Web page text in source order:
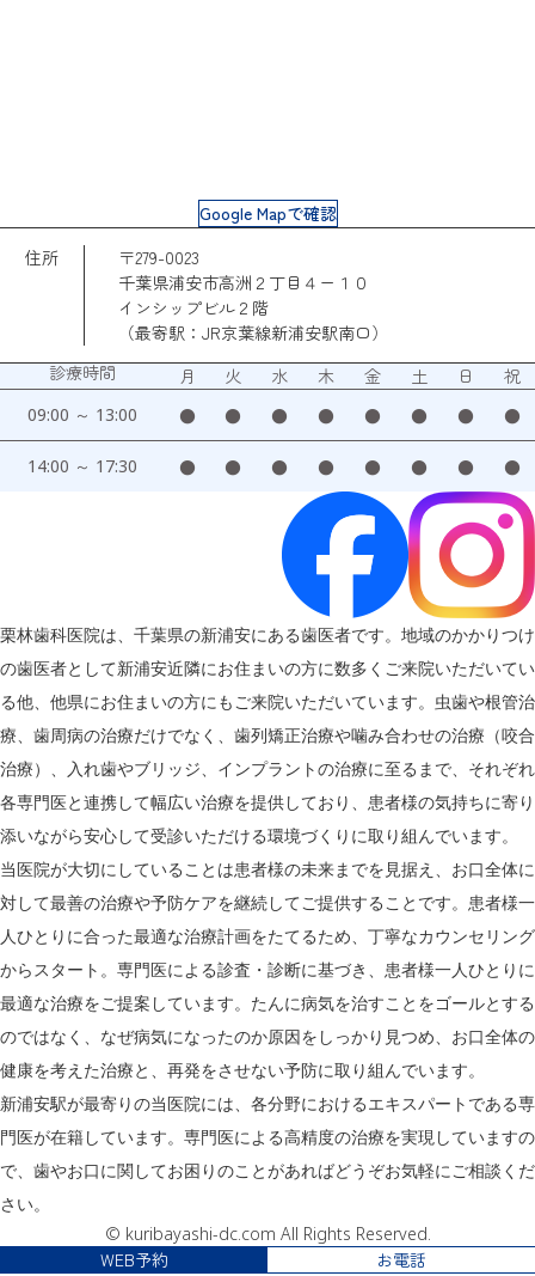
Google Mapで確認
住所
〒279-0023
千葉県浦安市高洲２丁目４ー１０
インシップビル２階
（最寄駅：JR京葉線新浦安駅南口）
診療時間
月 火 水 木 金 土 日 祝
09:00 ～ 13:00 ● ● ● ● ● ● ● ●
14:00 ～ 17:30 ● ● ● ● ● ● ● ●
栗林歯科医院は、千葉県の新浦安にある歯医者です。地域のかかりつけ
の歯医者として新浦安近隣にお住まいの方に数多くご来院いただいてい
る他、他県にお住まいの方にもご来院いただいています。虫歯や根管治
療、歯周病の治療だけでなく、歯列矯正治療や噛み合わせの治療（咬合
治療）、入れ歯やブリッジ、インプラントの治療に至るまで、それぞれ
各専門医と連携して幅広い治療を提供しており、患者様の気持ちに寄り
添いながら安心して受診いただける環境づくりに取り組んでいます。
当医院が大切にしていることは患者様の未来までを見据え、お口全体に
対して最善の治療や予防ケアを継続してご提供することです。患者様一
人ひとりに合った最適な治療計画をたてるため、丁寧なカウンセリング
からスタート。専門医による診査・診断に基づき、患者様一人ひとりに
最適な治療をご提案しています。たんに病気を治すことをゴールとする
のではなく、なぜ病気になったのか原因をしっかり見つめ、お口全体の
健康を考えた治療と、再発をさせない予防に取り組んでいます。
新浦安駅が最寄りの当医院には、各分野におけるエキスパートである専
門医が在籍しています。専門医による高精度の治療を実現していますの
で、歯やお口に関してお困りのことがあればどうぞお気軽にご相談くだ
さい。
© kuribayashi-dc.com All Rights Reserved.
WEB予約
お電話